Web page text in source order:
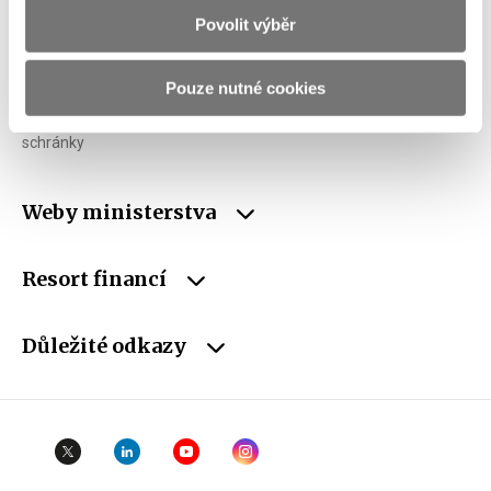
Povolit výběr
Pouze nutné cookies
ID Datové
schránky
xzeaauv
Weby ministerstva
Resort financí
Důležité odkazy